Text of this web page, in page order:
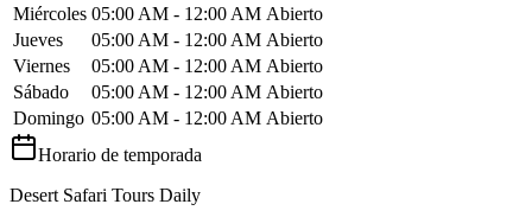
Miércoles 05:00 AM - 12:00 AM Abierto
Jueves
05:00 AM - 12:00 AM Abierto
Viernes
05:00 AM - 12:00 AM Abierto
Sábado
05:00 AM - 12:00 AM Abierto
Domingo 05:00 AM - 12:00 AM Abierto
Horario de temporada
Desert Safari Tours Daily